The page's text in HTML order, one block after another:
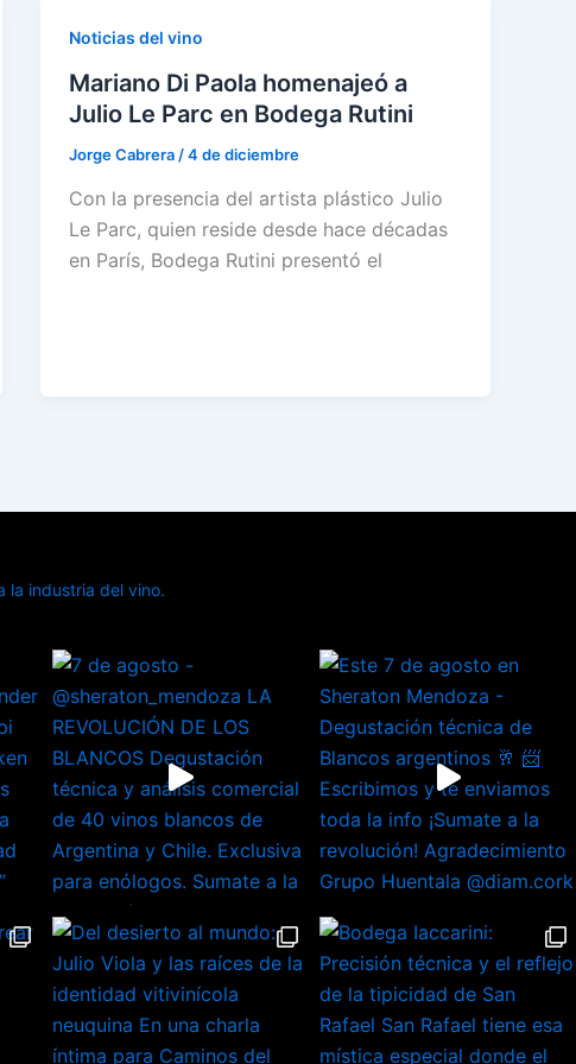
Noticias del vino
Mariano Di Paola homenajeó a
Julio Le Parc en Bodega Rutini
Jorge Cabrera /4 de diciembre
Con la presencia del artista plástico Julio
Le Parc, quien reside desde hace décadas
en París, Bodega Rutini presentó el
la industria del vino.